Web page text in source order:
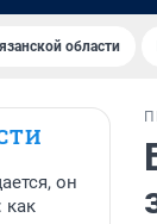
области
он
как